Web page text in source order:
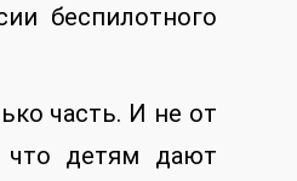
беспилотного
часть. И не от
что детям дают